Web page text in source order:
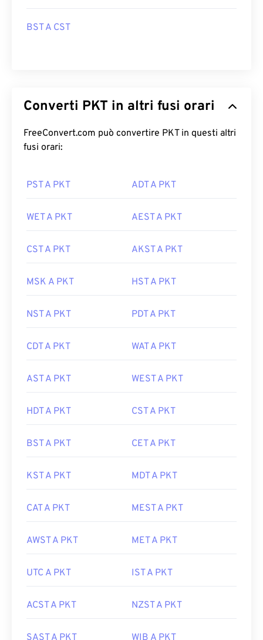
BST A CST
Converti PKT in altri fusi orari
FreeConvert.com può convertire PKT in questi altri
fusi orari:
PST A PKT ADT A PKT
WET A PKT AEST A PKT
CST A PKT AKST A PKT
MSK A PKT HST A PKT
NST A PKT PDT A PKT
CDT A PKT WAT A PKT
AST A PKT WEST A PKT
HDT A PKT CST A PKT
BST A PKT CET A PKT
KST A PKT MDT A PKT
CAT A PKT MEST A PKT
AWST A PKT MET A PKT
UTC A PKT IST A PKT
ACST A PKT NZST A PKT
SAST A PKT WIB A PKT